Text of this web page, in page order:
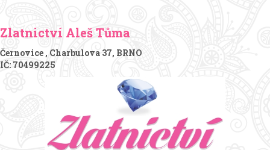
Zlatnictví Aleš Tůma
Černovice , Charbulova 37, BRNO
IČ: 70499225